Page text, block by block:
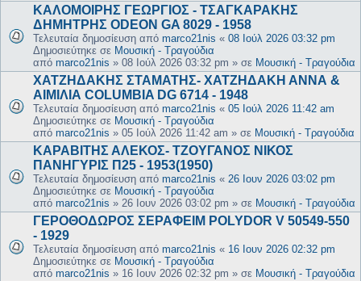
ΚΑΛΟΜΟΙΡΗΣ ΓΕΩΡΓΙΟΣ - ΤΣΑΓΚΑΡΑΚΗΣ
ΔΗΜΗΤΡΗΣ ODEON GA 8029 - 1958
Τελευταία δημοσίευση από marco21nis « 08 Ιούλ 2026 03:32 pm
Δημοσιεύτηκε σε Μουσική - Τραγούδια
από marco21nis » 08 Ιούλ 2026 03:32 pm » σε Μουσική - Τραγούδια
ΧΑΤΖΗΔΑΚΗΣ ΣΤΑΜΑΤΗΣ- ΧΑΤΖΗΔΑΚΗ ΑΝΝΑ &
ΑΙΜΙΛΙΑ COLUMBIA DG 6714 - 1948
Τελευταία δημοσίευση από marco21nis « 05 Ιούλ 2026 11:42 am
Δημοσιεύτηκε σε Μουσική - Τραγούδια
από marco21nis » 05 Ιούλ 2026 11:42 am » σε Μουσική - Τραγούδια
ΚΑΡΑΒΙΤΗΣ ΑΛΕΚΟΣ- ΤΖΟΥΓΑΝΟΣ ΝΙΚΟΣ
ΠΑΝΗΓΥΡΙΣ Π25 - 1953(1950)
Τελευταία δημοσίευση από marco21nis « 26 Ιουν 2026 03:02 pm
Δημοσιεύτηκε σε Μουσική - Τραγούδια
από marco21nis » 26 Ιουν 2026 03:02 pm » σε Μουσική - Τραγούδια
ΓΕΡΟΘΟΔΩΡΟΣ ΣΕΡΑΦΕΙΜ POLYDOR V 50549-550
- 1929
Τελευταία δημοσίευση από marco21nis « 16 Ιουν 2026 02:32 pm
Δημοσιεύτηκε σε Μουσική - Τραγούδια
από marco21nis » 16 Ιουν 2026 02:32 pm » σε Μουσική - Τραγούδια